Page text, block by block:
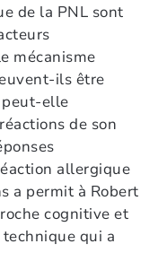
de la PNL sont
mécanisme
ils être
peut-elle
de son
allergique
a permit à Robert
cognitive et
qui a